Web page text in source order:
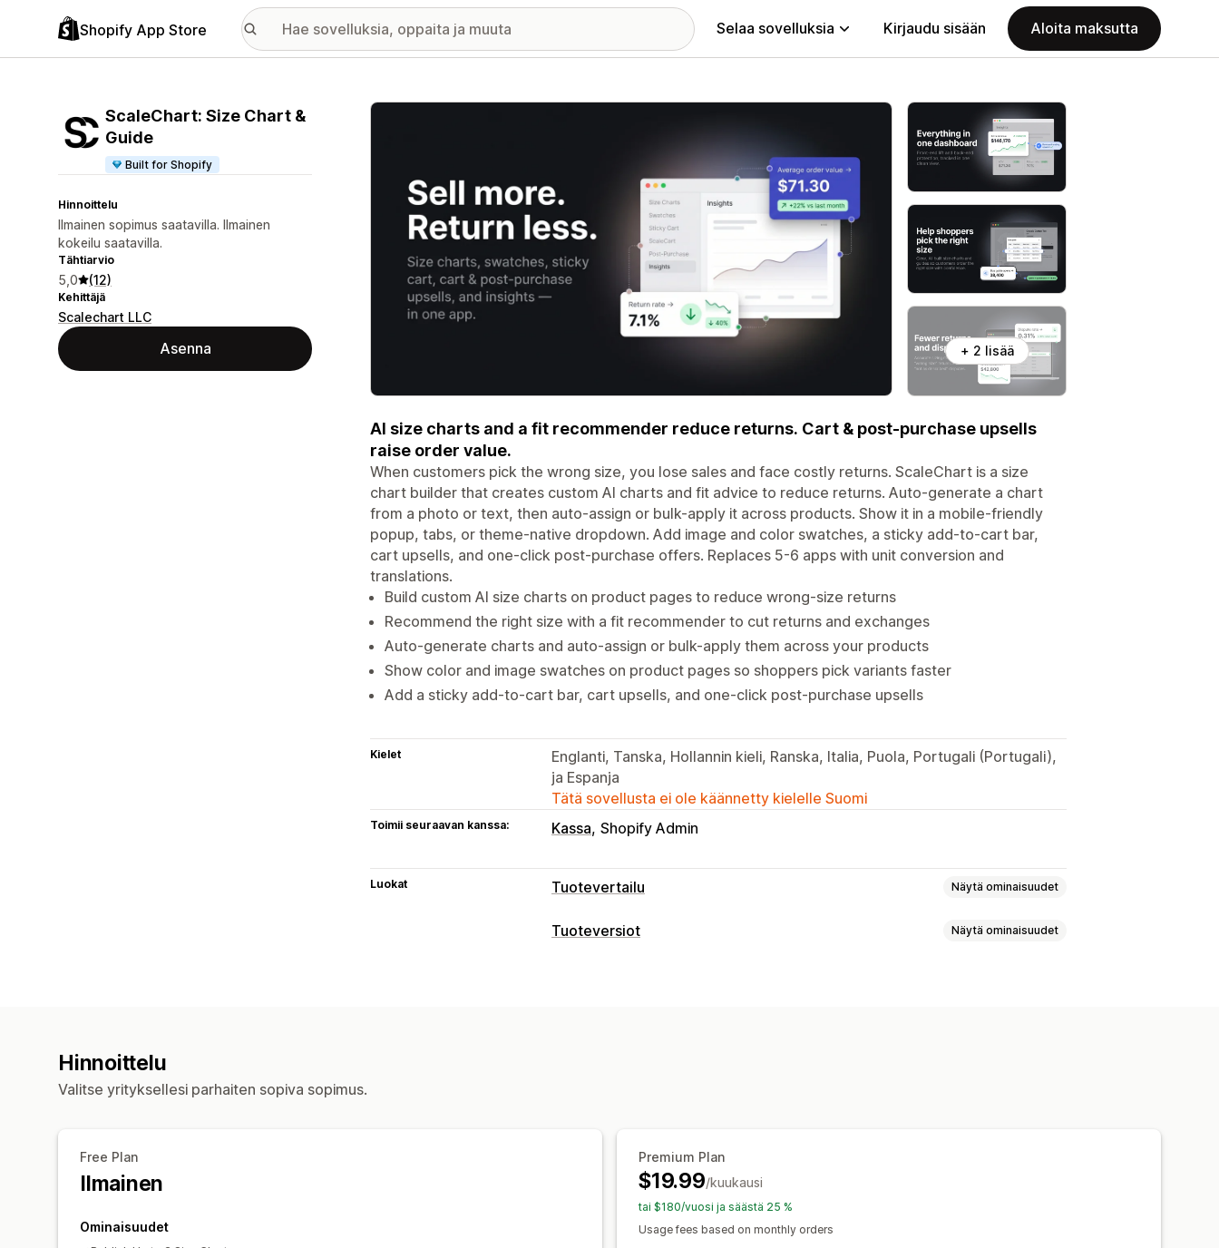
Shopify App Store Selaa sovelluksia Kirjaudu sisään Aloita maksutta
ScaleChart: Size Chart &
Guide
Built for Shopify
Hinnoittelu
Ilmainen sopimus saatavilla. Ilmainen
kokeilu saatavilla.
Tähtiarvio
5,0 (12)
Kehittäjä
Scalechart LLC
Asenna
Esittelykuvagalleria
+ 2 lisää
AI size charts and a fit recommender reduce returns. Cart & post-purchase upsells
raise order value.
When customers pick the wrong size, you lose sales and face costly returns. ScaleChart is a size
chart builder that creates custom AI charts and fit advice to reduce returns. Auto-generate a chart
from a photo or text, then auto-assign or bulk-apply it across products. Show it in a mobile-friendly
popup, tabs, or theme-native dropdown. Add image and color swatches, a sticky add-to-cart bar,
cart upsells, and one-click post-purchase offers. Replaces 5-6 apps with unit conversion and
translations.
Build custom AI size charts on product pages to reduce wrong-size returns
Recommend the right size with a fit recommender to cut returns and exchanges
Auto-generate charts and auto-assign or bulk-apply them across your products
Show color and image swatches on product pages so shoppers pick variants faster
Add a sticky add-to-cart bar, cart upsells, and one-click post-purchase upsells
Kielet
Englanti, Tanska, Hollannin kieli, Ranska, Italia, Puola, Portugali (Portugali),
ja Espanja
Tätä sovellusta ei ole käännetty kielelle Suomi
Toimii seuraavan kanssa: Kassa Shopify Admin
Luokat Tuotevertailu Näytä ominaisuudet
Vertailutyökalut
Tuoteversiot Näytä ominaisuudet
Hinnoittelu
Valitse yrityksellesi parhaiten sopiva sopimus.
Free Plan
Ilmainen
Ominaisuudet
Premium Plan
$19.99/kuukausi
tai $180/vuosi ja säästä 25 %
Usage fees based on monthly orders